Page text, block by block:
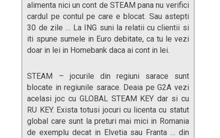
alimenta nici un cont de STEAM pana nu verifici
cardul pe contul pe care e blocat. Sau astepti
30 de zile … La ING suni la relatii cu clientii si
iti spune sumele in Euro debitate, ca tu le vezi
doar in lei in Homebank daca ai cont in lei.
STEAM – jocurile din regiuni sarace sunt
blocate in regiunile sarace. Deaia pe G2A vezi
acelasi joc cu GLOBAL STEAM KEY dar si cu
RU KEY. Exista totusi jocuri cu licenta cu statut
global care sunt la preturi mai mici in Romania
de exemplu decat in Elvetia sau Franta … din